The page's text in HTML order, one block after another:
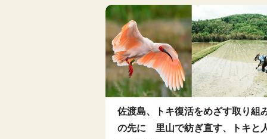
佐渡島、トキ復活をめざす取り組
の先に 里山で紡ぎ直す、トキと